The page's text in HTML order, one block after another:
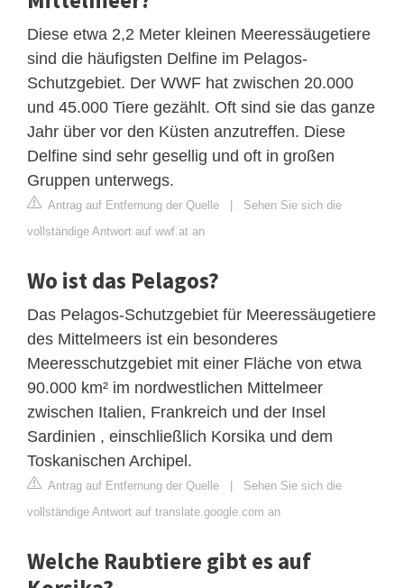
Diese etwa 2,2 Meter kleinen Meeressäugetiere
sind die häufigsten Delfine im Pelagos-
Schutzgebiet. Der WWF hat zwischen 20.000
und 45.000 Tiere gezählt. Oft sind sie das ganze
Jahr über vor den Küsten anzutreffen. Diese
Delfine sind sehr gesellig und oft in großen
Gruppen unterwegs.
Antrag auf Entfernung der Quelle | Sehen Sie sich die
vollständige Antwort auf wwf.at an
Wo ist das Pelagos?
Das Pelagos-Schutzgebiet für Meeressäugetiere
des Mittelmeers ist ein besonderes
Meeresschutzgebiet mit einer Fläche von etwa
90.000 km² im nordwestlichen Mittelmeer
zwischen Italien, Frankreich und der Insel
Sardinien , einschließlich Korsika und dem
Toskanischen Archipel.
Antrag auf Entfernung der Quelle | Sehen Sie sich die
vollständige Antwort auf translate.google.com an
Welche Raubtiere gibt es auf